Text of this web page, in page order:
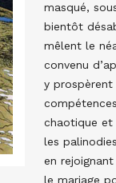
masqué,
bientôt
mêlent le
convenu
y prospèrent
chaotique et
les
en
le mariage